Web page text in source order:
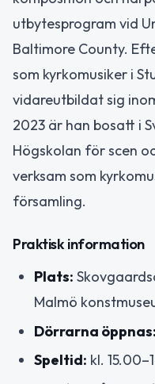
utbytesprogram vid
Baltimore County.
som kyrkomusiker i
vidareutbildat sig
2023 är han bosatt i
Högskolan för scen
verksam som
församling.
Praktisk information
Plats:
Malmö
Dörrarna öppnas:
Speltid: kl.